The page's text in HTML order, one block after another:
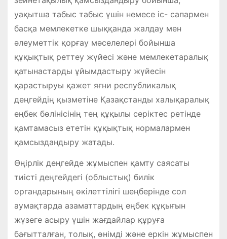
уақытша табыс табыс үшін немесе іс- сапармен
басқа мемлекетке шыққанда жалдау мен
әлеуметтік қорғау мәселелері бойынша
құқықтық реттеу жүйесі және мемлекетаралық
қатынастарды ұйымдастыру жүйесін
қарастыруы қажет яғни республикалық
деңгейдің қызметіне Қазақстанды халықаралық
еңбек бөлінісінің тең құқылы серіктес ретінде
қамтамасыз ететін құқықтық нормалармен
қамсыздандыру жатады.
Өңірлік деңгейде жұмыспен қамту саясаты
тиісті деңгейдегі (облыстық) билік
органдарының өкілеттілігі шеңберінде сол
аумақтарда азаматтардың еңбек құқығын
жүзеге асыру үшін жағдайлар құруға
бағытталған, толық, өнімді және еркін жұмыспен